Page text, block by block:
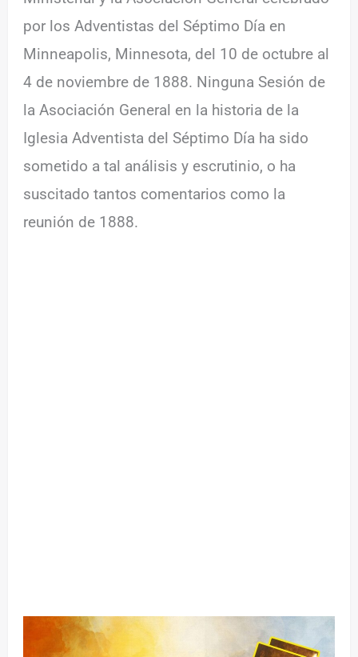
por los Adventistas del Séptimo Día en
Minneapolis, Minnesota, del 10 de octubre al
4 de noviembre de 1888. Ninguna Sesión de
la Asociación General en la historia de la
Iglesia Adventista del Séptimo Día ha sido
sometido a tal análisis y escrutinio, o ha
suscitado tantos comentarios como la
reunión de 1888.